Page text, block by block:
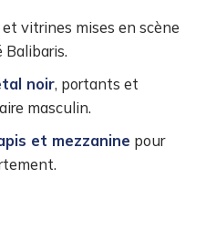
et vitrines mises en scène
noir, portants et
masculin.
et mezzanine pour